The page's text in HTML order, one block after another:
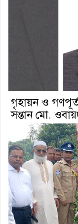
গৃহায়ন ও গণপূর্ত
সন্তান মো.